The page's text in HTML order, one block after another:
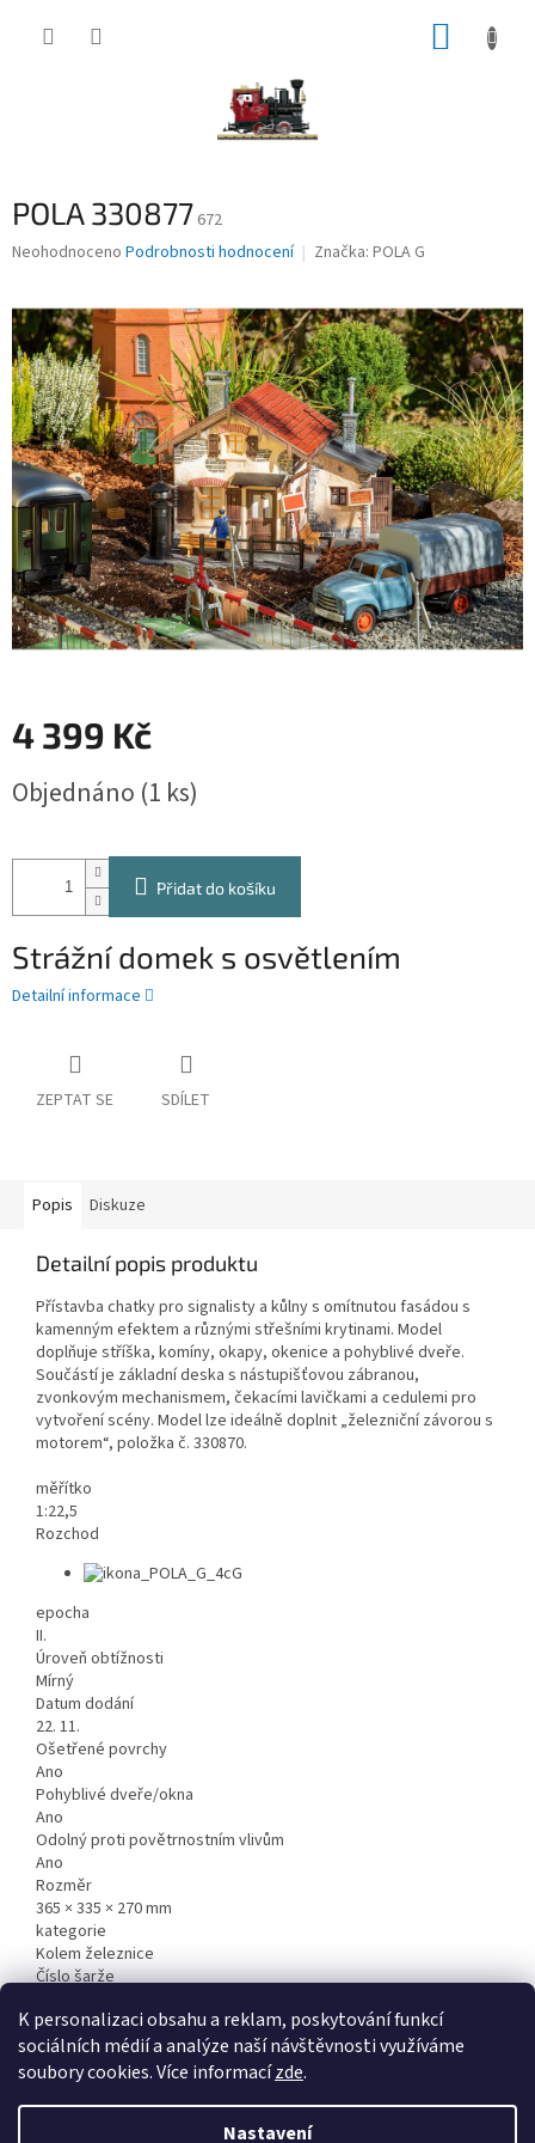
K personalizaci obsahu a reklam, poskytování funkcí
sociálních médií a analýze naší návštěvnosti využíváme
soubory cookies. Více informacízde.
Nastavení
POLA 330877 672
Průměrné
je
0,0
z
5
hvězdiček.
Neohodnoceno Podrobnosti hodnocení Značka: POLA G
4 399 Kč
cena:
Objednáno (1 ks)
Přidat do košíku
Strážní domek s osvětlením
Detailní informace
ZEPTAT SE SDÍLET
Popis Diskuze
Detailní popis produktu
Přístavba chatky pro signalisty a kůlny s omítnutou fasádou s
kamenným efektem a různými střešními krytinami. Model
doplňuje stříška, komíny, okapy, okenice a pohyblivé dveře.
Součástí je základní deska s nástupišťovou zábranou,
zvonkovým mechanismem, čekacími lavičkami a cedulemi pro
vytvoření scény. Model lze ideálně doplnit „železniční závorou ​​s
motorem“, položka č. 330870.
měřítko
1:22,5
Rozchod
G
epocha
II.
Úroveň obtížnosti
Mírný
Datum dodání
22. 11.
Ošetřené povrchy
Ano
Pohyblivé dveře/okna
Ano
Odolný proti povětrnostním vlivům
Ano
Rozměr
365 × 335 × 270 mm
kategorie
Kolem železnice
Číslo šarže